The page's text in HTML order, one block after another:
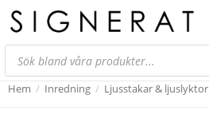
Hem / Inredning / Ljusstakar & ljuslyktor